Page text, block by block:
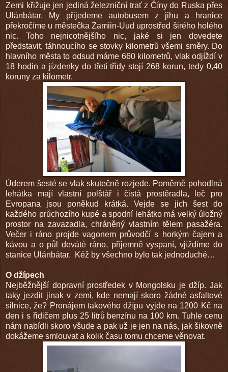
Zemi křižuje jen jediná železniční trať z Číny do Ruska přes
Ulánbátar. My přijedeme autobusem z jihu a hranice
překročíme u městečka Zamiin-Uud uprostřed širého holého
nic. Toho nejnicotnějšího nic, jaké si jen dovedete
představit, táhnoucího se stovky kilometrů všemi směry. Do
hlavního města to odsud máme 660 kilometrů, vlak odjíždí v
18 hodin a jízdenky do třetí třídy stojí 268 korun, tedy 0,40
koruny za kilometr.
Úderem šesté se vlak skutečně rozjede. Poměrně pohodlná
lehátka mají vlastní polštář i čistá prostěradla, leč pro
Evropana jsou poněkud krátká. Vejde se jich šest do
každého průchozího kupé a spodní lehátko má velký úložný
prostor na zavazadla, chráněný vlastním tělem pasažéra.
Večer i ráno projde vagonem průvodčí s horkým čajem a
kávou a o půl deváté ráno, příjemně vyspaní, vjíždíme do
stanice Ulánbátar. Kéž by všechno bylo tak jednoduché…
O džípech
Nejběžnější dopravní prostředek v Mongolsku je džíp. Jak
taky jezdit jinak v zemi, kde nemají skoro žádné asfaltové
silnice, že? Pronájem takového džípu vyjde na 1200 Kč na
den i s řidičem plus 25 litrů benzínu na 100 km. Tuhle cenu
nám nabídli skoro všude a pak už je jen na nás, jak šikovně
dokážeme smlouvat a kolik času tomu chceme věnovat.